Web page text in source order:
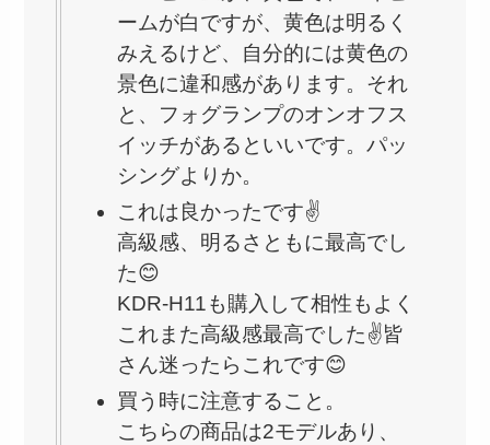
ームが白ですが、黄色は明るく
みえるけど、自分的には黄色の
景色に違和感があります。それ
と、フォグランプのオンオフス
イッチがあるといいです。パッ
シングよりか。
これは良かったです✌️
高級感、明るさともに最高でし
た😊
KDR-H11も購入して相性もよく
これまた高級感最高でした✌️皆
さん迷ったらこれです😊
買う時に注意すること。
こちらの商品は2モデルあり、